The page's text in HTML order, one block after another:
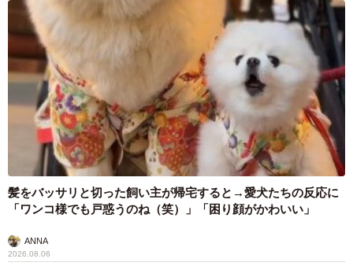
髪をバッサリと切った飼い主が帰宅すると→愛犬たちの反応に
「ワンコ様でも戸惑うのね（笑）」「困り顔がかわいい」
ANNA
2026.08.06